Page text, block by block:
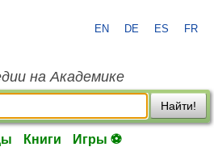
EN DE ES FR
на Академике
Найти!
Книги Игры ⚽